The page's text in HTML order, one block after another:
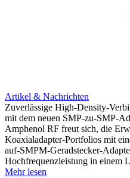
Artikel & Nachrichten
Zuverlässige High-Density-
mit dem neuen SMP-zu-SMP-
Amphenol RF freut sich, die
Koaxialadapter-Portfolios mit
auf-SMPM-Geradstecker-
Hochfrequenzleistung in einem
Mehr lesen